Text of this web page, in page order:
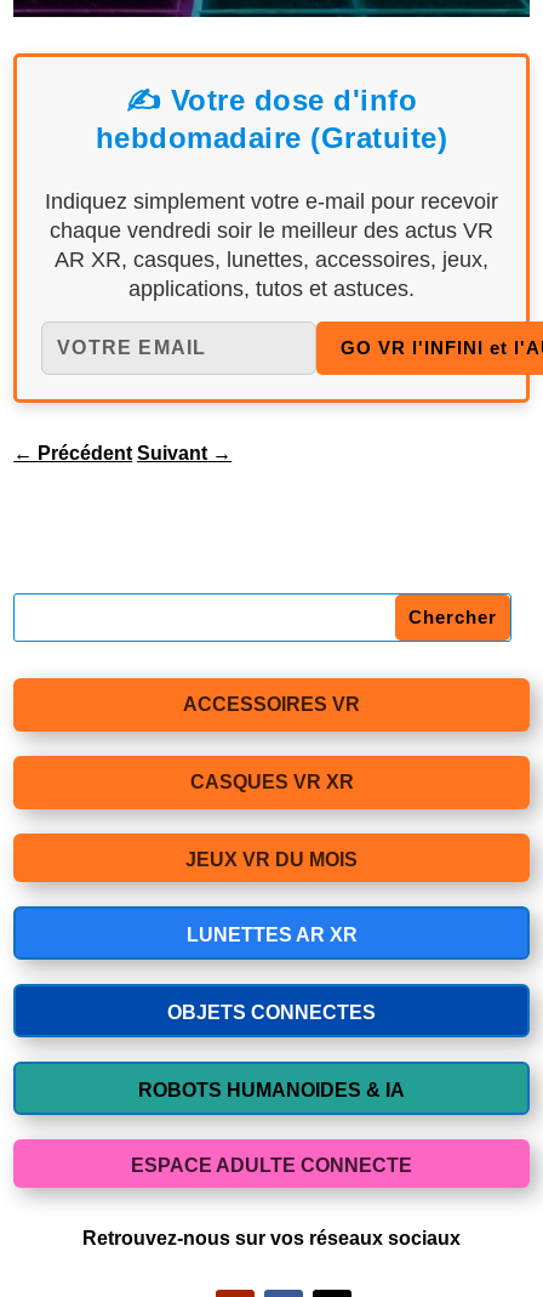
✍️ Votre dose d'info
hebdomadaire (Gratuite)
Indiquez simplement votre e-mail pour recevoir
chaque vendredi soir le meilleur des actus VR
AR XR, casques, lunettes, accessoires, jeux,
applications, tutos et astuces.
← Précédent Suivant →
ACCESSOIRES VR
CASQUES VR XR
JEUX VR DU MOIS
LUNETTES AR XR
OBJETS CONNECTES
ROBOTS HUMANOIDES & IA
ESPACE ADULTE CONNECTE
Retrouvez-nous sur vos réseaux sociaux